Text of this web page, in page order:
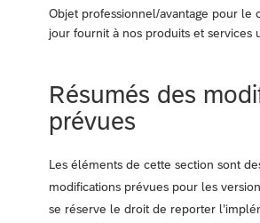
Objet professionnel/avantage pour le
jour fournit à nos produits et services
Résumés des
prévues
Les éléments de cette section sont
modifications prévues pour les
se réserve le droit de reporter